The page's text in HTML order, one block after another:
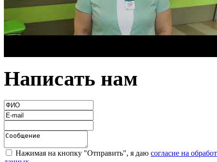
Написать нам
Нажимая на кнопку "Отправить", я даю согласие на